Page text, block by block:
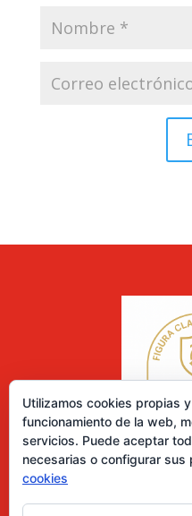
Utilizamos cookies propias
funcionamiento de la web,
servicios. Puede aceptar
necesarias o configurar sus
cookies